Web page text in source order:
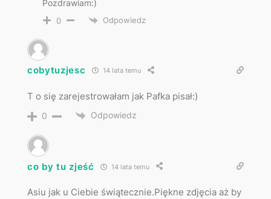
Pozdrawiam:)
0 Odpowiedz
cobytuzjesc 14 lata temu
T o się zarejestrowałam jak Pafka pisał:)
0 Odpowiedz
co by tu zjeść 14 lata temu
Asiu jak u Ciebie świątecznie.Piękne zdjęcia aż by